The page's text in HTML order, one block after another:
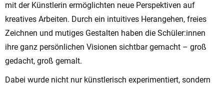
mit der Künstlerin ermöglichten neue Perspektiven auf
kreatives Arbeiten. Durch ein intuitives Herangehen, freies
Zeichnen und mutiges Gestalten haben die Schüler:innen
ihre ganz persönlichen Visionen sichtbar gemacht – groß
gedacht, groß gemalt.
Dabei wurde nicht nur künstlerisch experimentiert, sondern